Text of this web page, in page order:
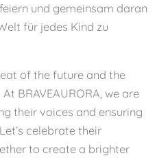
und gemeinsam daran
für jedes Kind zu
of the future and the
BRAVEAURORA, we are
their voices and ensuring
celebrate their
to create a brighter